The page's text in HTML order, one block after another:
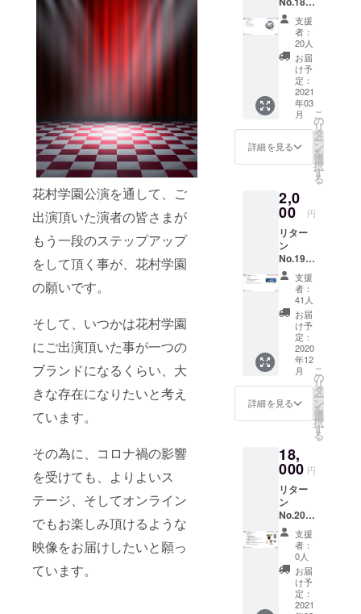
花村学園公演を通して、ご
出演頂いた演者の皆さまが
もう一段のステップアップ
をして頂く事が、花村学園
の願いです。
そして、いつかは花村学園
にご出演頂いた事が一つの
ブランドになるくらい、大
きな存在になりたいと考え
ています。
その為に、コロナ禍の影響
を受けても、よりよいス
テージ、そしてオンライン
でもお楽しみ頂けるような
映像をお届けしたいと願っ
ています。
.livepoc
ket.jp/e/
hanam
uragak
uen202
け ・オ
リジナ
ルグッ
は、
2021年
になり
ます。
ます。
は花村
学園の
衣装 ■
ご説明
・白川
文萌の
直筆サ
イン入
り音声
チェキ
セット
です。
2021年
1月以降
ます。
スター
（A3サ
ズ）
× 1枚
■説明
・堂ヶ
平望
（押尾
順之
助）手
世界に1
枚だけ
のポス
ターで
す ■お
届け ・
お届け
は、
2021年
1月以降
になり
ます。
『花村
学園公
演
DVD
コー
ス』 ■
料金：
5,000
jpy 送
料別
（着払
いとな
りま
リター
ン内容
・公演
ＤＶＤ
・12/26
の公演
の様子
となり
ます ■
説明 ・
迫力あ
るス
テージ
映像を
お楽し
み頂け
ます ■
2021年
3月以降
になり
ます。
支援
者：
20人
お届
け予
定：
2021
年03
月
詳細を見る
こ
の
リ
タ
ー
ン
を
選
択
す
る
2,0
00 円
リター
ン
No.19
『花村
学園公
演 オ
ンライ
ンチ
ケッ
ト』 ■
料金：
2,000
jpy ■リ
ターン
内容 ・
オンラ
演チ
ケット
・チ
ケット
購入に
より、
閲覧
URLへ
のアク
セスが
可能と
なりま
す ・
支援
者：
41人
お届
け予
定：
2020
年12
月
詳細を見る
こ
の
リ
タ
ー
ン
を
選
択
す
る
18,
000 円
リター
ン
No.20
『花村
学園
応援
全部入
りコー
ス』 ■
料金：
支援
者：
0人
お届
け予
定：
2021